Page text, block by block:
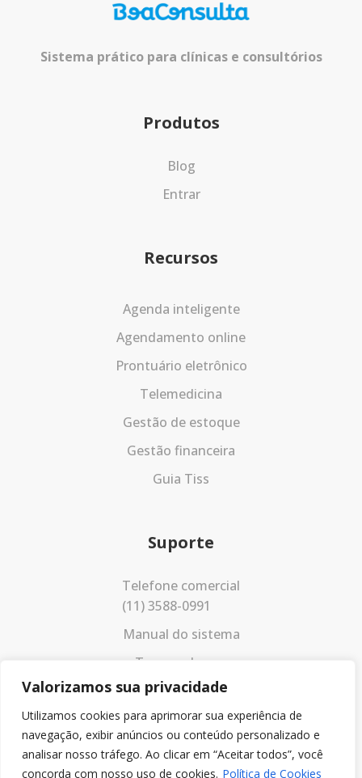
Valorizamos sua privacidade
Utilizamos cookies para aprimorar sua experiência de
navegação, exibir anúncios ou conteúdo personalizado e
analisar nosso tráfego. Ao clicar em “Aceitar todos”, você
concorda com nosso uso de cookies. Política de Cookies
Sistema prático para clínicas e consultórios
Produtos
Blog
Entrar
Recursos
Agenda inteligente
Agendamento online
Prontuário eletrônico
Telemedicina
Gestão de estoque
Gestão financeira
Guia Tiss
Suporte
Telefone comercial
(11) 3588-0991
Manual do sistema
Termos de uso
Política de privacidade